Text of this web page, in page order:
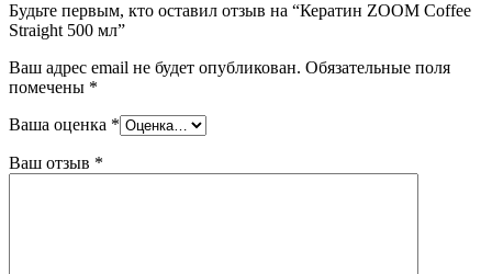
Будьте первым, кто оставил отзыв на “Кератин ZOOM Coffee
Straight 500 мл”
Ваш адрес email не будет опубликован. Обязательные поля
помечены *
Ваша оценка *
Ваш отзыв *